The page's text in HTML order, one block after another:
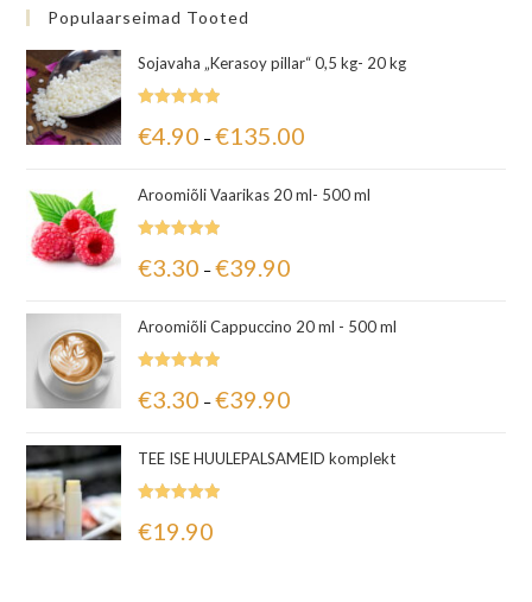
Populaarseimad Tooted
Sojavaha „Kerasoy pillar“ 0,5 kg- 20 kg
5.00/ 5
€4.90 – €135.00
Aroomiõli Vaarikas 20 ml- 500 ml
5.00/ 5
€3.30 – €39.90
Aroomiõli Cappuccino 20 ml - 500 ml
5.00/ 5
€3.30 – €39.90
TEE ISE HUULEPALSAMEID komplekt
5.00 / 5
€19.90